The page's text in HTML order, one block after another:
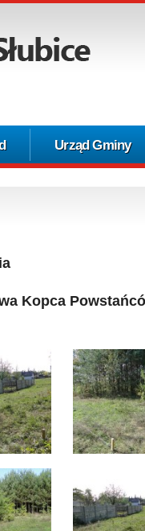
Urząd Gminy
Kopca